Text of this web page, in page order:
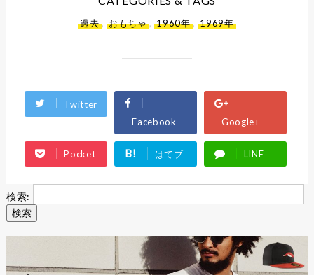
過去,おもちゃ,1960年,1969年
Twitter
Facebook
Google+
Pocket B! はてブ LINE
検索: